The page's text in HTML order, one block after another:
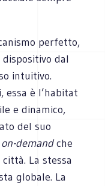
perfetto,
dal
intuitivo.
essa è l’habitat
e dinamico,
del suo
on-demandche
La stessa
globale. La